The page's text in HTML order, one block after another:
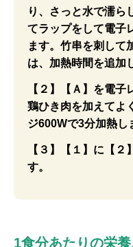
り、さっと水で濡ら
てラップをして電子
ます。竹串を刺して
は、加熱時間を追加
【２】【Ａ】を電子
鶏ひき肉を加えてよ
ジ600Wで3分加熱し
【３】【１】に【２
す。
1食分あたりの栄